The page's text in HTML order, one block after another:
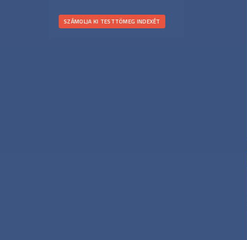
SZÁMOLJA KI TESTTÖMEG INDEXÉT